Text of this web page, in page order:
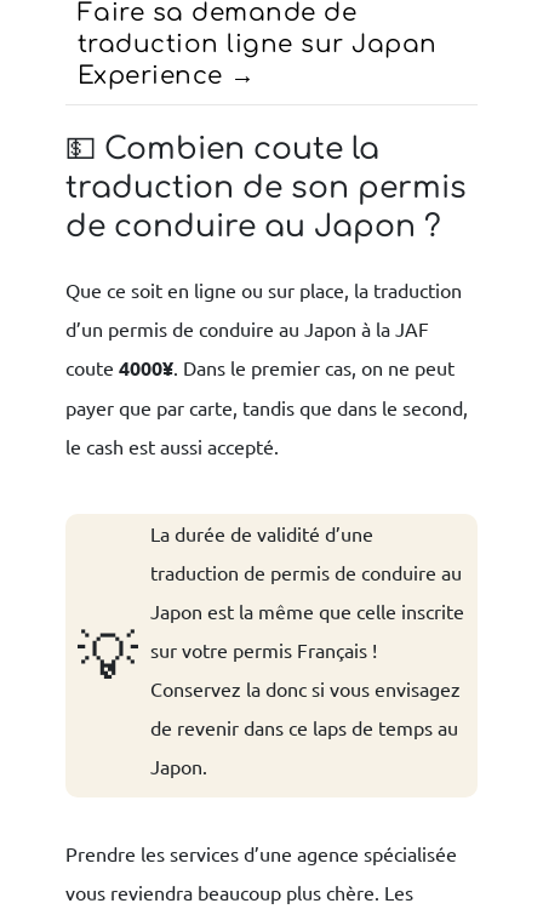
Faire sa demande de
traduction ligne sur Japan
Experience
💵 Combien coute la
traduction de son permis
de conduire au Japon ?
Que ce soit en ligne ou sur place, la traduction
d’un permis de conduire au Japon à la JAF
coute 4000¥. Dans le premier cas, on ne peut
payer que par carte, tandis que dans le second,
le cash est aussi accepté.
💡
La durée de validité d’une
traduction de permis de conduire au
Japon est la même que celle inscrite
sur votre permis Français !
Conservez la donc si vous envisagez
de revenir dans ce laps de temps au
Japon.
Prendre les services d’une agence spécialisée
vous reviendra beaucoup plus chère. Les